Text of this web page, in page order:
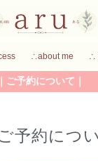
∴about me ∴
｜ご予約について｜
予約につ